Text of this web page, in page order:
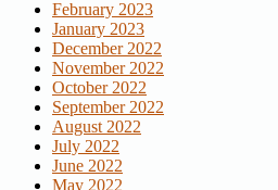
February 2023
January 2023
December 2022
November 2022
October 2022
September 2022
August 2022
July 2022
June 2022
May 2022